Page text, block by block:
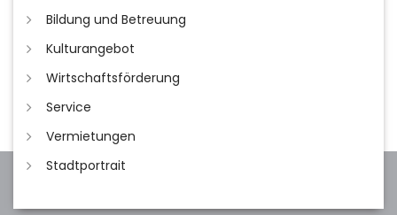
Bildung und Betreuung
Kulturangebot
Wirtschaftsförderung
Service
Vermietungen
Stadtportrait